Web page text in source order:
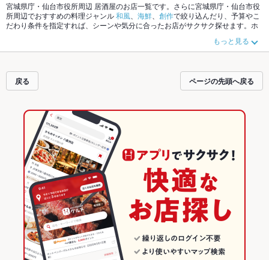
宮城県庁・仙台市役所周辺 居酒屋のお店一覧です。さらに宮城県庁・仙台市役
所周辺でおすすめの料理ジャンル和風 海鮮 創作で絞り込んだり、予算やこ
だわり条件を指定すれば、シーンや気分に合ったお店がサクサク探せます。ホ
や季節のおすすめ料理など、お店の最新情報をご紹介
しているので安心！24時間使える簡単便利なネット予約が使えるお店も拡大中
得に便利にホットペッパーグルメをご利用ください。
もっと見る
戻る ページの先頭へ戻る